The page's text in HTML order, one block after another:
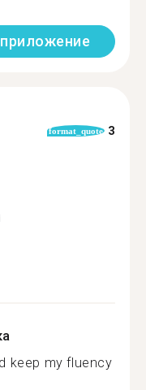
format_quote 3
keep my fluency